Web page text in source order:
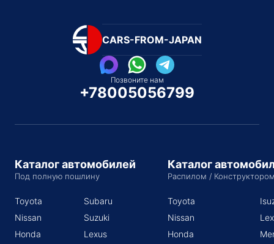
CARS-FROM-JAPAN
Позвоните нам
+78005056799
Каталог автомобилей
Под полную пошлину
Toyota
Nissan
Honda
Subaru
Suzuki
Lexus
Каталог
Распилом /
Toyota
Nissan
Honda